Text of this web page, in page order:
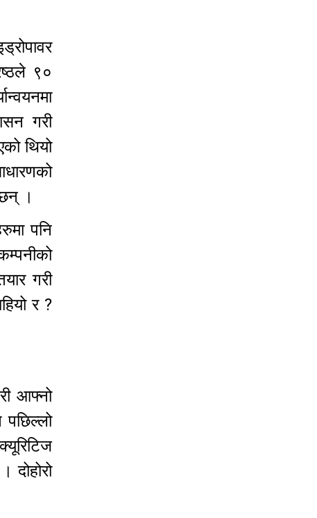
९०
गरी
थियो
छन् ।
पनि
गरी
र ?
आफ्नो
पछिल्लो
दोहोरो